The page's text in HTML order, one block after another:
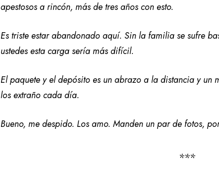
apestosos a rincón, más de tres años con esto.
Es triste estar abandonado aquí. Sin la familia se sufre
ustedes esta carga sería más difícil.
El paquete y el depósito es un abrazo a la distancia y un
los extraño cada día.
Bueno, me despido. Los amo. Manden un par de fotos,
***